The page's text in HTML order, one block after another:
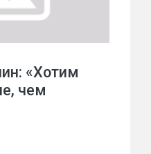
«Хотим
чем